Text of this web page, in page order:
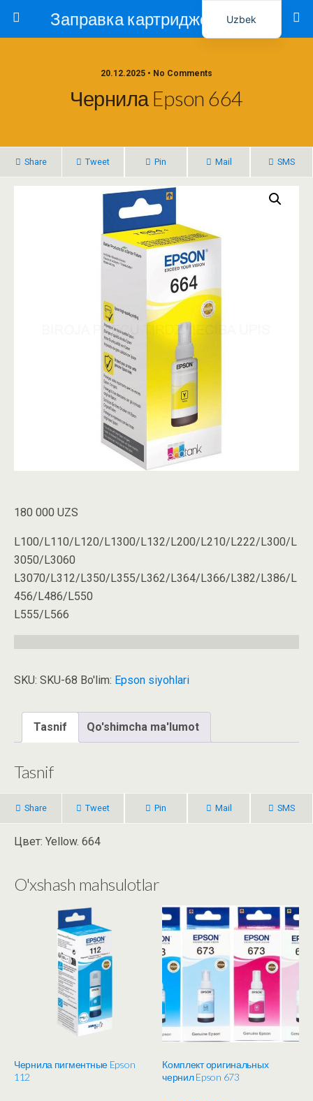
Заправка картриджей в Ташкенте – Тонер-Ресурс
20.12.2025 • No Comments
Чернила Epson 664
Share Tweet Pin Mail SMS
180 000 UZS
L100/L110/L120/L1300/L132/L200/L210/L222/L300/L
3050/L3060
L3070/L312/L350/L355/L362/L364/L366/L382/L386/L
456/L486/L550
L555/L566
SKU: SKU-68 Bo'lim: Epson siyohlari
Tasnif Qo'shimcha ma'lumot
Tasnif
Share Tweet Pin Mail SMS
Цвет: Yellow. 664
O'xshash mahsulotlar
Чернила пигментные Epson
112
Комплект оригинальных
чернил Epson 673
Uzbek
Russian